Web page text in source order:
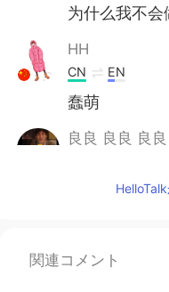
为什么我不
HH
CN EN
蠢萌
良良 良良 良良
我觉得做沙
一个沙球😄😄
関連コメント